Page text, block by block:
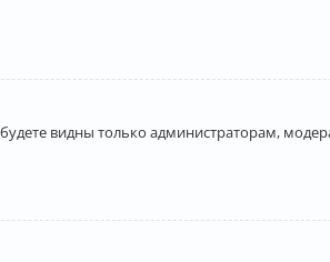
видны только администраторам,